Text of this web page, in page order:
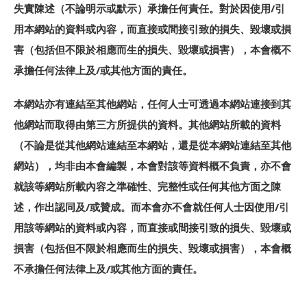
失實陳述（不論明示或默示）承擔任何責任。對於因使用/引
用本網站的資料或內容，而直接或間接引致的損失、毀壞或損
害（包括但不限於相應而生的損失、毀壞或損害），本會概不
承擔任何法律上及/或其他方面的責任。
本網站亦有連結至其他網站，任何人士可透過本網站連接到其
他網站而取得由第三方所提供的資料。其他網站所載的資料
（不論是從其他網站連結至本網站，還是從本網站連結至其他
網站），均非由本會編製，本會對該等資料概不負責，亦不會
就該等網站所載內容之準確性、完整性或任何其他方面之陳
述，作出認同及/或贊成。而本會亦不會就任何人士因使用/引
用該等網站的資料或內容，而直接或間接引致的損失、毀壞或
損害（包括但不限於相應而生的損失、毀壞或損害），本會概
不承擔任何法律上及/或其他方面的責任。